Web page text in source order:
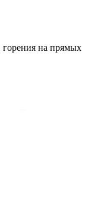
горения на прямых